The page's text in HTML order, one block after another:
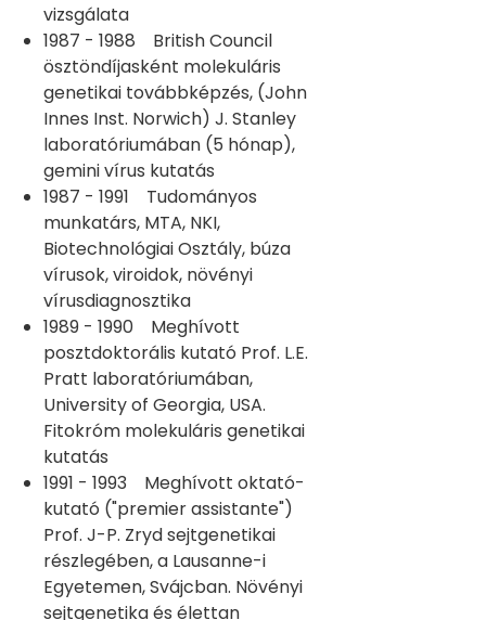
vizsgálata
1987 - 1988 British Council
ösztöndíjasként molekuláris
genetikai továbbképzés, (John
Innes Inst. Norwich) J. Stanley
laboratóriumában (5 hónap),
gemini vírus kutatás
1987 - 1991 Tudományos
munkatárs, MTA, NKI,
Biotechnológiai Osztály, búza
vírusok, viroidok, növényi
vírusdiagnosztika
1989 - 1990 Meghívott
posztdoktorális kutató Prof. L.E.
Pratt laboratóriumában,
University of Georgia, USA.
Fitokróm molekuláris genetikai
kutatás
1991 - 1993 Meghívott oktató-
kutató ("premier assistante")
Prof. J-P. Zryd sejtgenetikai
részlegében, a Lausanne-i
Egyetemen, Svájcban. Növényi
sejtgenetika és élettan